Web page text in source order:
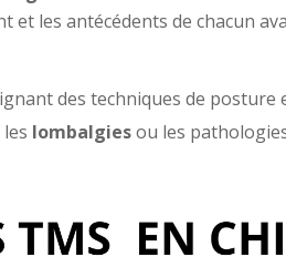
et les antécédents de chacun
des techniques de
lombalgiesou les